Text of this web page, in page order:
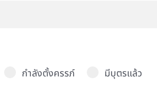
กำลังตั้งครรภ์ มีบุตรแล้ว